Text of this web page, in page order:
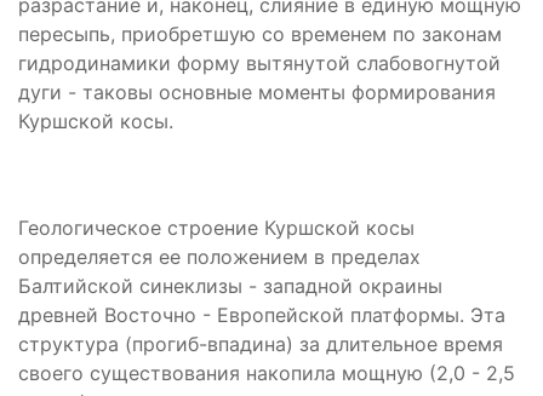
пересыпь, приобретшую со временем по законам
гидродинамики форму вытянутой слабовогнутой
дуги - таковы основные моменты формирования
Куршской косы.
Геологическое строение Куршской косы
определяется ее положением в пределах
Балтийской синеклизы - западной окраины
древней Восточно - Европейской платформы. Эта
структура (прогиб-впадина) за длительное время
своего существования накопила мощную (2,0 - 2,5